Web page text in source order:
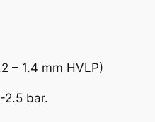
– 1.4 mm HVLP)
2.5 bar.